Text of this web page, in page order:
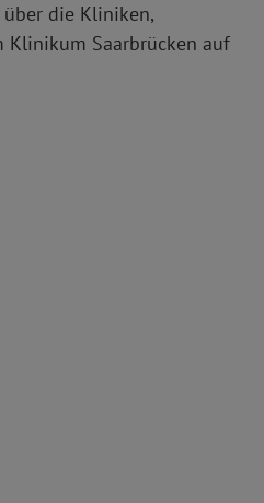
über die Kliniken,
Klinikum Saarbrücken auf